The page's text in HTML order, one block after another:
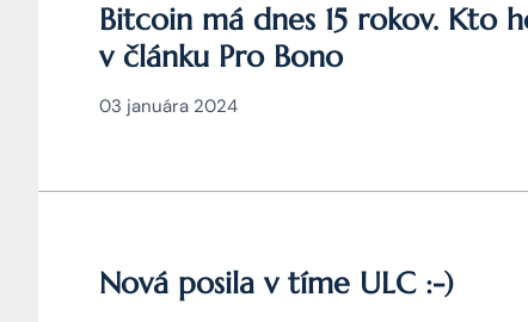
Bitcoin má dnes 15 rokov. Kto
v článku Pro Bono
03 januára 2024
Nová posila v tíme ULC :-)